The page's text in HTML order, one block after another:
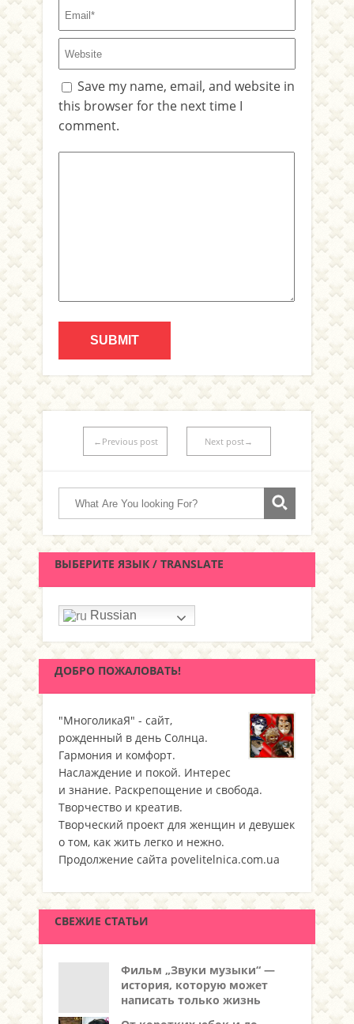
Save my name, email, and website in
this browser for the next time I
comment.
←Previous post Next post→
ВЫБЕРИТЕ ЯЗЫК / TRANSLATE
Russian
ДОБРО ПОЖАЛОВАТЬ!
"МноголикаЯ" - сайт,
рожденный в день Солнца.
Гармония и комфорт.
Наслаждение и покой. Интерес
и знание. Раскрепощение и свобода.
Творчество и креатив.
Творческий проект для женщин и девушек
о том, как жить легко и нежно.
Продолжение сайта povelitelnica.com.ua
СВЕЖИЕ СТАТЬИ
Фильм „Звуки музыки“ —
история, которую может
написать только жизнь